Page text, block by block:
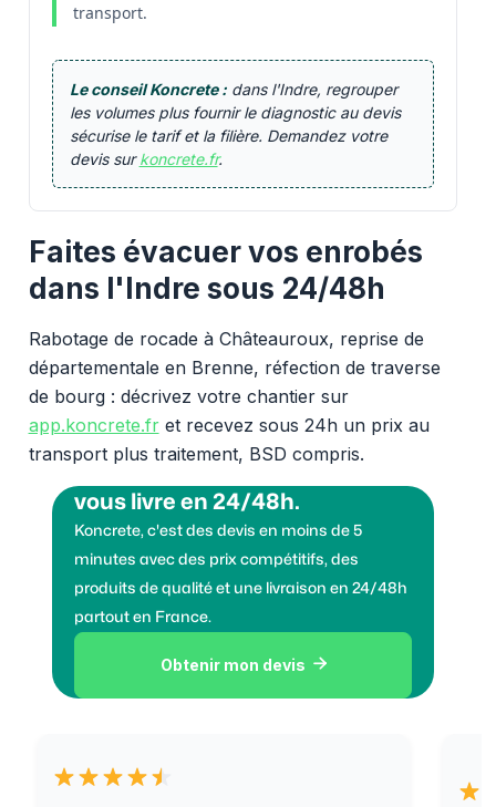
transport.
Le conseil Koncrete :dans l'Indre, regrouper
les volumes plus fournir le diagnostic au devis
sécurise le tarif et la filière. Demandez votre
devis surkoncrete.fr.
Faites évacuer vos enrobés
dans l'Indre sous 24/48h
Rabotage de rocade à Châteauroux, reprise de
départementale en Brenne, réfection de traverse
de bourg : décrivez votre chantier sur
app.koncrete.fret recevez sous 24h un prix au
transport plus traitement, BSD compris.
vous livre en 24/48h.
Koncrete, c'est des devis en moins de 5
minutes avec des prix compétitifs, des
produits de qualité et une livraison en 24/48h
partout en France.
Obtenir mon devis 